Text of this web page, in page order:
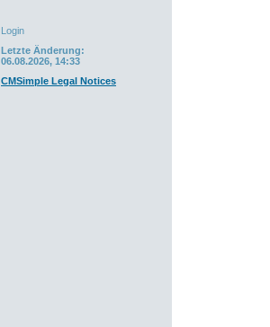
Login
Letzte Änderung:
06.08.2026, 14:33
CMSimple Legal Notices